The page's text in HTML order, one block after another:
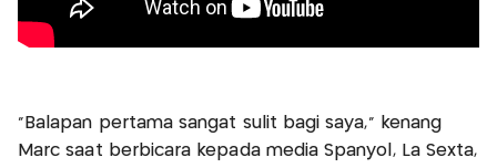
"Balapan pertama sangat sulit bagi saya," kenang
Marc saat berbicara kepada media Spanyol, La Sexta,